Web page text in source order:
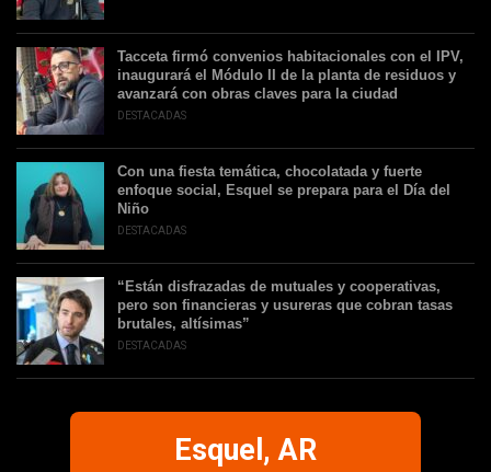
Tacceta firmó convenios habitacionales con el IPV,
inaugurará el Módulo II de la planta de residuos y
avanzará con obras claves para la ciudad
DESTACADAS
Con una fiesta temática, chocolatada y fuerte
enfoque social, Esquel se prepara para el Día del
Niño
DESTACADAS
“Están disfrazadas de mutuales y cooperativas,
pero son financieras y usureras que cobran tasas
brutales, altísimas”
DESTACADAS
Esquel, AR